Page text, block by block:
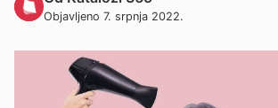
Objavljeno 7. srpnja 2022.